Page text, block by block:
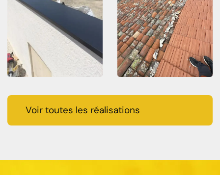
Voir toutes les réalisations